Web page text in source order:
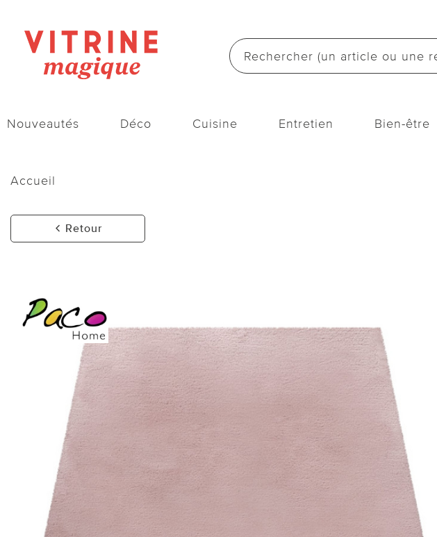
Nouveautés Déco Cuisine Entretien Bien-être
Accueil
Retour